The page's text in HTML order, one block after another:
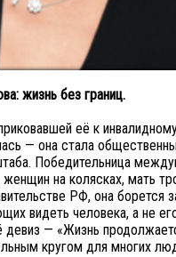
жизнь без границ.
её к
— она стала
Победительница
на колясках, мать
РФ, она борется
видеть человека, а не
девиз — «Жизнь
кругом для многих